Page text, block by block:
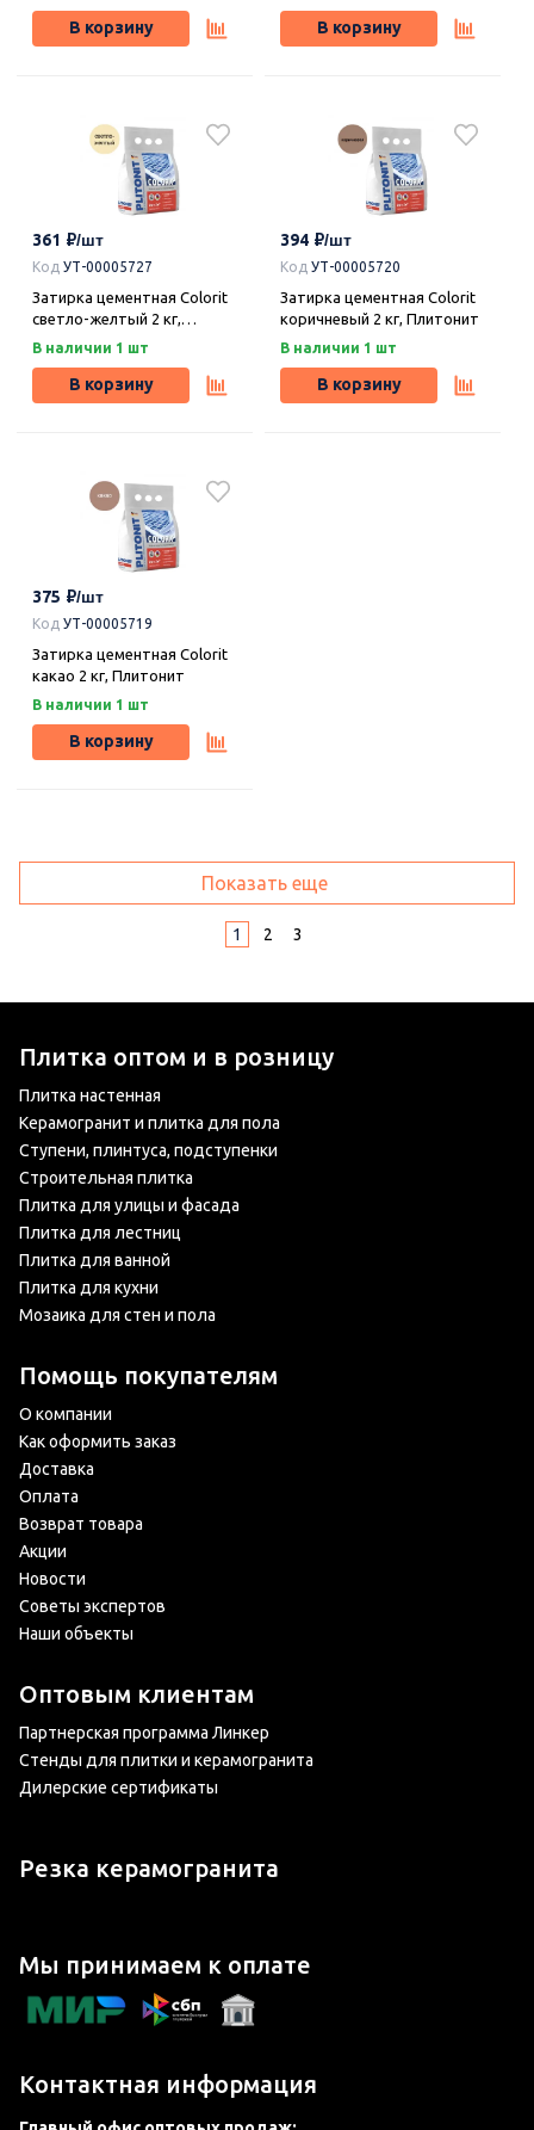
В корзину В корзину
361
Код УТ-00005727
Затирка цементная Colorit
светло-желтый 2 кг,
Плитонит
В наличии 1 шт
В корзину
394
Код УТ-00005720
Затирка цементная Colorit
коричневый 2 кг, Плитонит
В наличии 1 шт
В корзину
375
Код УТ-00005719
Затирка цементная Colorit
какао 2 кг, Плитонит
В наличии 1 шт
В корзину
Показать еще
1 2 3
Плитка оптом и в розницу
Плитка настенная
Керамогранит и плитка для пола
Ступени, плинтуса, подступенки
Строительная плитка
Плитка для улицы и фасада
Плитка для лестниц
Плитка для ванной
Плитка для кухни
Мозаика для стен и пола
Помощь покупателям
О компании
Как оформить заказ
Доставка
Оплата
Возврат товара
Акции
Новости
Советы экспертов
Наши объекты
Оптовым клиентам
Партнерская программа Линкер
Стенды для плитки и керамогранита
Дилерские сертификаты
Резка керамогранита
Мы принимаем к оплате
Контактная информация